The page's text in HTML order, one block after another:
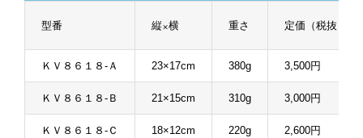
型番 縦×横 重さ 定価（税抜）
ＫＶ８６１８-Ａ 23×17cm 380g 3,500円
ＫＶ８６１８-Ｂ 21×15cm 310g 3,000円
ＫＶ８６１８-Ｃ 18×12cm 220g 2,600円